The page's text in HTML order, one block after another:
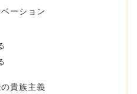
ーション
貴族主義